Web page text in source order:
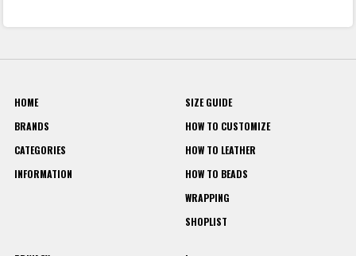
HOME
BRANDS
CATEGORIES
INFORMATION
SIZE GUIDE
HOW TO CUSTOMIZE
HOW TO LEATHER
HOW TO BEADS
WRAPPING
SHOPLIST